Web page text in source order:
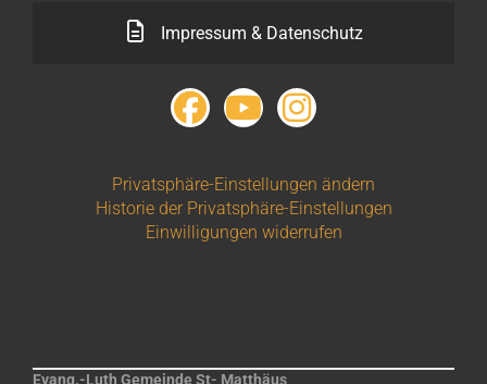
Impressum & Datenschutz
Privatsphäre-Einstellungen ändern
Historie der Privatsphäre-Einstellungen
Einwilligungen widerrufen
Evang.-Luth Gemeinde St- Matthäus